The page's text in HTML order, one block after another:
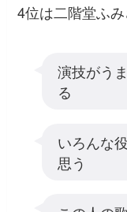
4位は二階堂ふみ
演技がう
る
いろんな
思う